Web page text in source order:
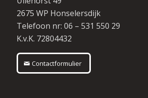
2675 WP Honselersdijk
Telefoon nr: 06 – 531 550 29
K.v.K. 72804432
Contactformulier